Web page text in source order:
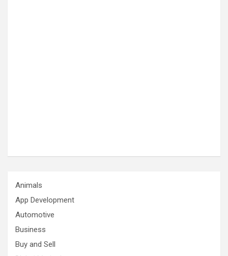
Animals
App Development
Automotive
Business
Buy and Sell